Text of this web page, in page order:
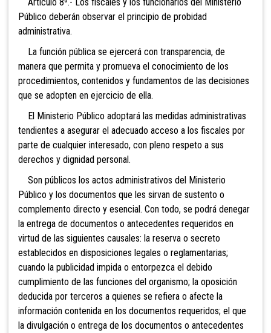
Público deberán observar el principio de probidad
administrativa.
La función pública se ejercerá con transparencia, de
manera que permita y promueva el conocimiento de los
procedimientos, contenidos y fundamentos de las decisiones
que se adopten en ejercicio de ella.
El Ministerio Público adoptará las medidas administrativas
tendientes a asegurar el adecuado acceso a los fiscales por
parte de cualquier interesado, con pleno respeto a sus
derechos y dignidad personal.
Son públicos los actos administrativos del Ministerio
Público y los documentos que les sirvan de sustento o
complemento directo y esencial. Con todo, se podrá denegar
la entrega de documentos o antecedentes requeridos en
virtud de las siguientes causales: la reserva o secreto
establecidos en disposiciones legales o reglamentarias;
cuando la publicidad impida o entorpezca el debido
cumplimiento de las funciones del organismo; la oposición
deducida por terceros a quienes se refiera o afecte la
información contenida en los documentos requeridos; el que
la divulgación o entrega de los documentos o antecedentes